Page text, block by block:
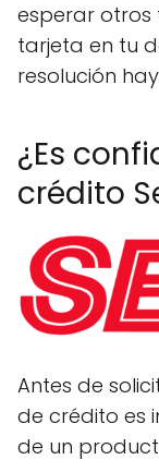
esperar
tarjeta en tu
resolución
¿Es
crédito
Antes de
de crédito es
de un